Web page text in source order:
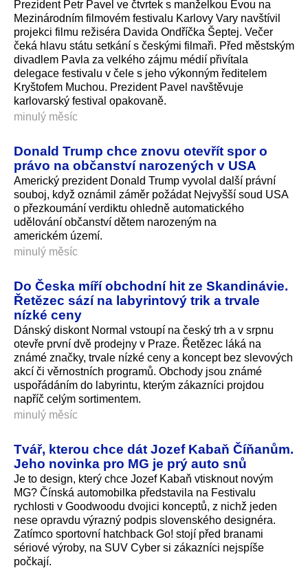
Prezident Petr Pavel ve čtvrtek s manželkou Evou na
Mezinárodním filmovém festivalu Karlovy Vary navštívil
projekci filmu režiséra Davida Ondříčka Šeptej. Večer
čeká hlavu státu setkání s českými filmaři. Před městským
divadlem Pavla za velkého zájmu médií přivítala
delegace festivalu v čele s jeho výkonným ředitelem
Kryštofem Muchou. Prezident Pavel navštěvuje
karlovarský festival opakovaně.
minulý měsíc
Donald Trump chce znovu otevřít spor o
právo na občanství narozených v USA
Americký prezident Donald Trump vyvolal další právní
souboj, když oznámil záměr požádat Nejvyšší soud USA
o přezkoumání verdiktu ohledně automatického
udělování občanství dětem narozeným na
americkém území.
minulý měsíc
Do Česka míří obchodní hit ze Skandinávie.
Řetězec sází na labyrintový trik a trvale
nízké ceny
Dánský diskont Normal vstoupí na český trh a v srpnu
otevře první dvě prodejny v Praze. Řetězec láká na
známé značky, trvale nízké ceny a koncept bez slevových
akcí či věrnostních programů. Obchody jsou známé
uspořádáním do labyrintu, kterým zákazníci projdou
napříč celým sortimentem.
minulý měsíc
Tvář, kterou chce dát Jozef Kabaň Číňanům.
Jeho novinka pro MG je prý auto snů
Je to design, který chce Jozef Kabaň vtisknout novým
MG? Čínská automobilka představila na Festivalu
rychlosti v Goodwoodu dvojici konceptů, z nichž jeden
nese opravdu výrazný podpis slovenského designéra.
Zatímco sportovní hatchback Go! stojí před branami
sériové výroby, na SUV Cyber si zákazníci nejspíše
počkají.